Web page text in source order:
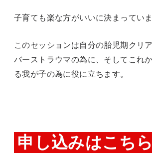
子育ても楽な方がいいに決まっていま
このセッションは自分の胎児期クリ
バーストラウマの為に、そしてこれ
る我が子の為に役に立ちます。
申し込みはこち